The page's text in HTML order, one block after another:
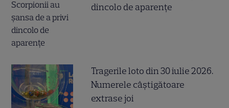
dincolo de aparențe
Tragerile loto din 30 iulie 2026.
Numerele câştigătoare
extrase joi